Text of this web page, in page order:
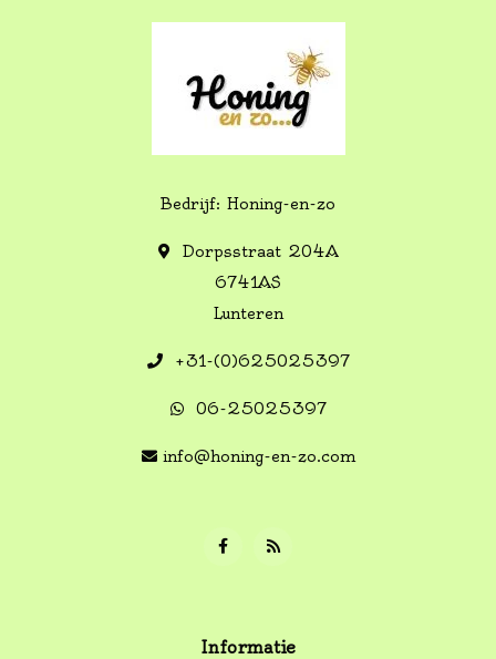
Bedrijf: Honing-en-zo
Dorpsstraat 204A
6741AS
Lunteren
+31-(0)625025397
06-25025397
info@honing-en-zo.com
Informatie